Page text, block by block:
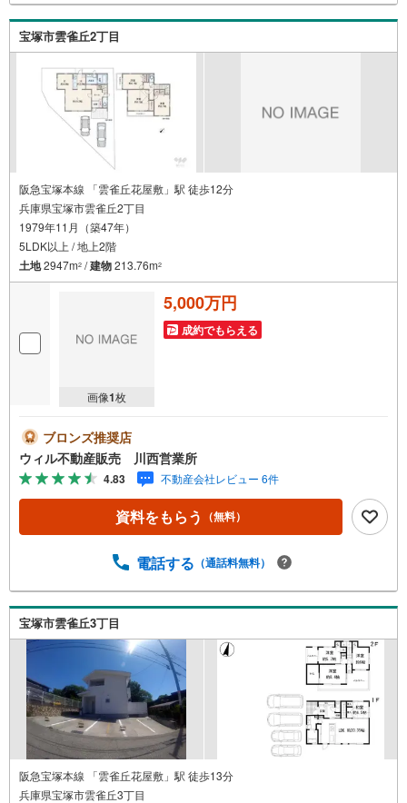
す。静けさと緑に包まれたこの地で、穏やかな時間を楽し
む暮らしが叶えられそうです。■弊社の特徴について・駐車
場も完備しておりますのでご利用ください。現地を見学さ
れる場合は「室内・現地を見学する（無料）」ボタンより
ご希望の日時をご記入いただけますとスムーズにご案内が
可能です。
宝塚市雲雀丘2丁目
阪急宝塚本線 「雲雀丘花屋敷」駅 徒歩12分
兵庫県宝塚市雲雀丘2丁目
1979年11月（築47年）
5LDK以上 / 地上2階
土地2947m2 /建物213.76m2
画像1枚
5,000万円
成約でもらえる
ブロンズ推奨店
ウィル不動産販売 川西営業所
4.83 不動産会社レビュー 6件
資料をもらう （無料）
電話する （通話料無料）
宝塚市雲雀丘3丁目
阪急宝塚本線 「雲雀丘花屋敷」駅 徒歩13分
兵庫県宝塚市雲雀丘3丁目